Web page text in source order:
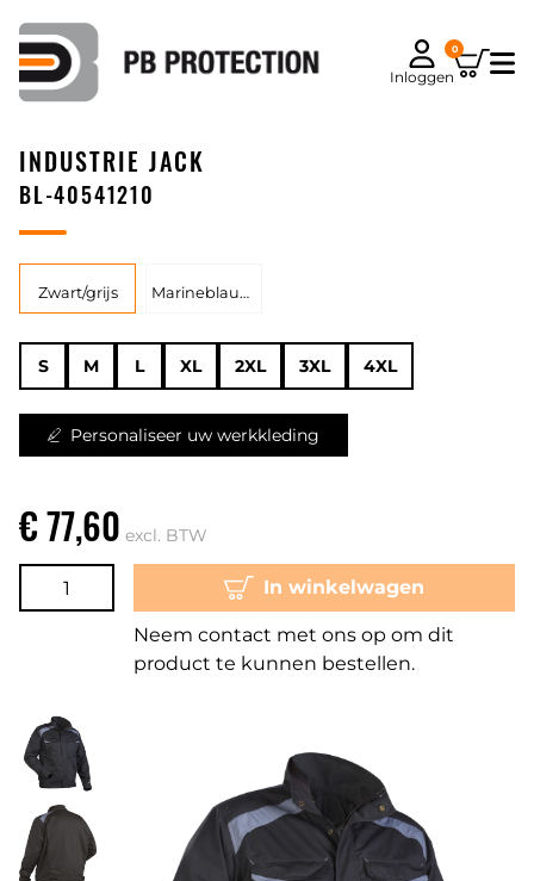
Inloggen
0
INDUSTRIE JACK
BL-40541210
Zwart/grijs Marineblauw/Korenblauw
S M L XL 2XL 3XL 4XL
Personaliseer uw werkkleding
€ 77,60 excl. BTW
In winkelwagen
Neem contact met ons op om dit
product te kunnen bestellen.